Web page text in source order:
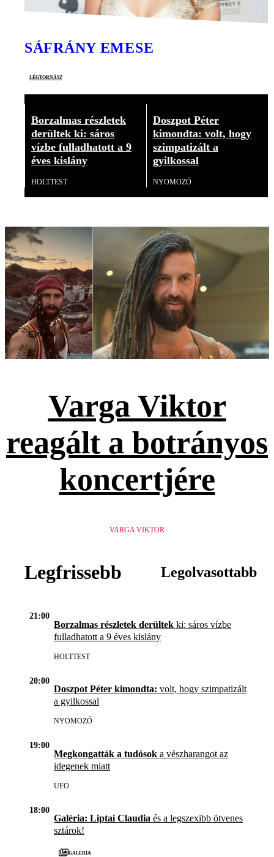
SÁFRÁNY EMESE
légtornász
Borzalmas részletek
derültek ki: sáros
vízbe fulladhatott a 9
éves kislány
HOLTTEST
Doszpot Péter
kimondta: volt, hogy
szimpatizált a
gyilkossal
NYOMOZÓ
Videó
Varga Viktor
reagált a botrányos
koncertjére
VARGA VIKTOR
Legfrissebb Legolvasottabb
21:00
Borzalmas részletek derültek ki: sáros vízbe
fulladhatott a 9 éves kislány
HOLTTEST
20:00
Doszpot Péter kimondta: volt, hogy szimpatizált
a gyilkossal
NYOMOZÓ
19:00
Megkongatták a tudósok a vészharangot az
idegenek miatt
UFO
18:00
Galéria: Liptai Claudia és a legszexibb ötvenes
sztárok!
Galéria